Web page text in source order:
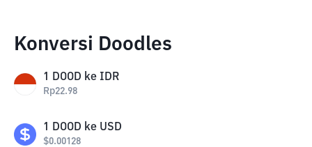
Konversi Doodles
1 DOOD ke IDR
Rp22.98
1 DOOD ke USD
$0.00128